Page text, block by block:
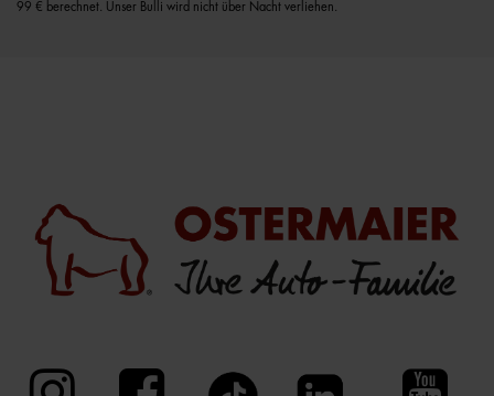
99 € berechnet. Unser Bulli wird nicht über Nacht verliehen.